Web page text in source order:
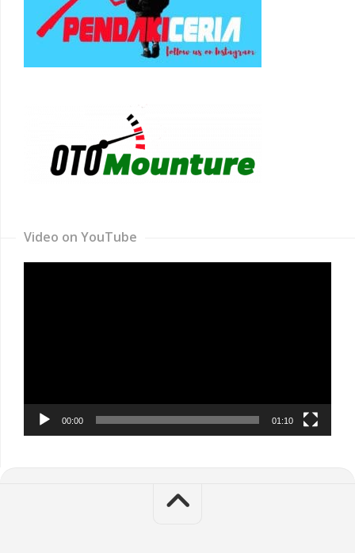
Video on YouTube
00:00 01:10